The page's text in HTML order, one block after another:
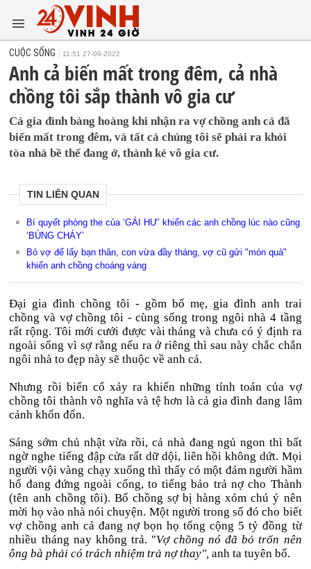
CUỘC SỐNG 11:51 27-09-2022
Anh cả biến mất trong đêm, cả nhà
chồng tôi sắp thành vô gia cư
Cả gia đình bàng hoàng khi nhận ra vợ chồng anh cả đã
biến mất trong đêm, và tất cả chúng tôi sẽ phải ra khỏi
tòa nhà bề thế đang ở, thành kẻ vô gia cư.
TIN LIÊN QUAN
Bí quyết phòng the của ‘GÁI HƯ’ khiến các anh chồng lúc nào cũng
‘BÙNG CHÁY’
Bỏ vợ để lấy bạn thân, con vừa đầy tháng, vợ cũ gửi "món quà"
khiến anh chồng choáng váng
Đại gia đình chồng tôi - gồm bố mẹ, gia đình anh trai
chồng và vợ chồng tôi - cùng sống trong ngôi nhà 4 tầng
rất rộng. Tôi mới cưới được vài tháng và chưa có ý định ra
ngoài sống vì sợ rằng nếu ra ở riêng thì sau này chắc chắn
ngôi nhà to đẹp này sẽ thuộc về anh cả.
Nhưng rồi biến cố xảy ra khiến những tính toán của vợ
chồng tôi thành vô nghĩa và tệ hơn là cả gia đình đang lâm
cảnh khốn đốn.
Sáng sớm chủ nhật vừa rồi, cả nhà đang ngủ ngon thì bất
ngờ nghe tiếng đập cửa rất dữ dội, liên hồi không dứt. Mọi
người vội vàng chạy xuống thì thấy có một đám người hầm
hố đang đứng ngoài cổng, to tiếng bảo trả nợ cho Thành
(tên anh chồng tôi). Bố chồng sợ bị hàng xóm chú ý nên
mời họ vào nhà nói chuyện. Một người trong số đó cho biết
vợ chồng anh cả đang nợ bọn họ tổng cộng 5 tỷ đồng từ
nhiều tháng nay không trả. "Vợ chồng nó đã bỏ trốn nên
ông bà phải có trách nhiệm trả nợ thay", anh ta tuyên bố.